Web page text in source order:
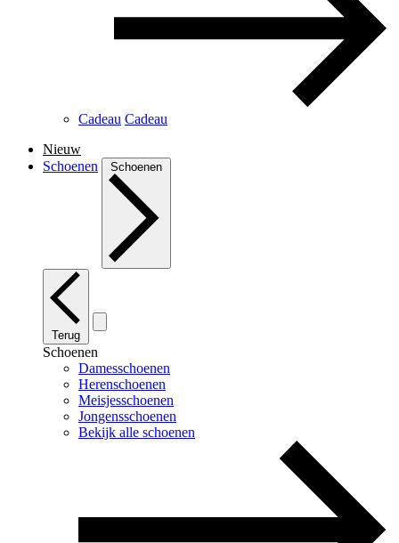
Cadeau Cadeau
Nieuw
Schoenen
Schoenen
Terug
Schoenen
Damesschoenen
Herenschoenen
Meisjesschoenen
Jongensschoenen
Bekijk alle schoenen